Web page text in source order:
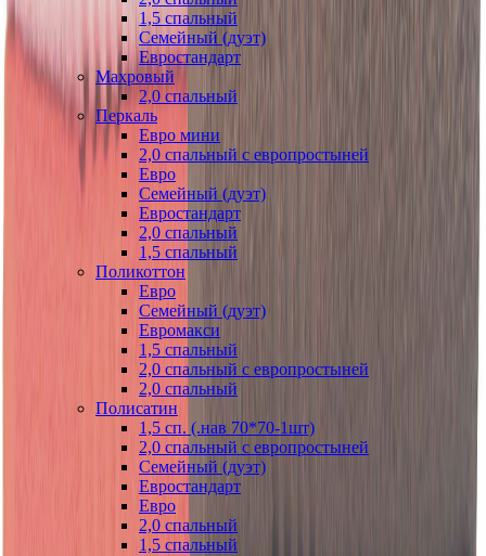
1,5 спальный
Семейный (дуэт)
Евростандарт
Махровый
2,0 спальный
Перкаль
Евро мини
2,0 спальный с европростыней
Евро
Семейный (дуэт)
Евростандарт
2,0 спальный
1,5 спальный
Поликоттон
Евро
Семейный (дуэт)
Евромакси
1,5 спальный
2,0 спальный с европростыней
2,0 спальный
Полисатин
1,5 сп. (.нав 70*70-1шт)
2,0 спальный с европростыней
Семейный (дуэт)
Евростандарт
Евро
2,0 спальный
1,5 спальный